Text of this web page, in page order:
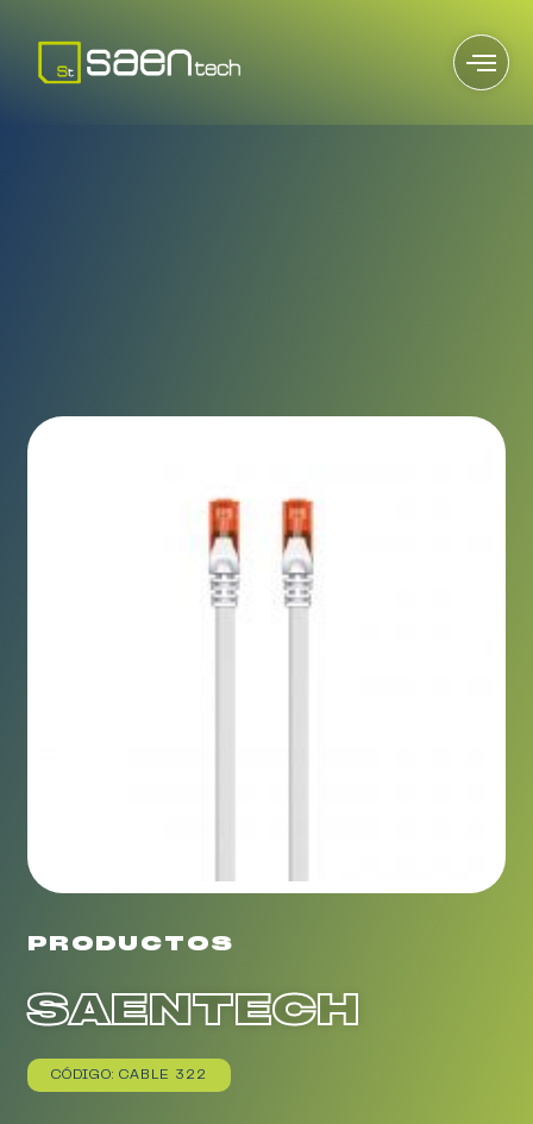
PRODUCTOS
SAENTECH
CÓDIGO: CABLE 322